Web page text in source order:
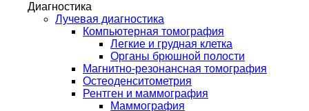
Диагностика
Лучевая диагностика
Компьютерная томография
Легкие и грудная клетка
Органы брюшной полости
Магнитно-резонансная томография
Остеоденситометрия
Рентген и маммография
Маммография